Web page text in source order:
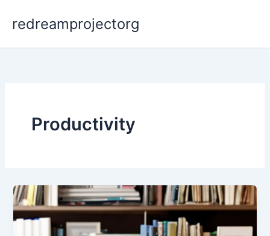
redreamprojectorg
Productivity